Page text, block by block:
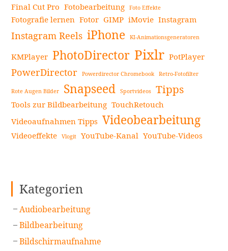
Final Cut Pro Fotobearbeitung Foto Effekte
Fotografie lernen Fotor GIMP iMovie Instagram
Instagram Reels iPhone KI-Animationsgeneratoren
KMPlayer PhotoDirector Pixlr PotPlayer
PowerDirector Powerdirector Chromebook Retro-Fotofilter
Rote Augen Bilder Snapseed Sportvideos Tipps
Tools zur Bildbearbeitung TouchRetouch
Videoaufnahmen Tipps Videobearbeitung
Videoeffekte Vlogit YouTube-Kanal YouTube-Videos
Kategorien
Audiobearbeitung
Bildbearbeitung
Bildschirmaufnahme